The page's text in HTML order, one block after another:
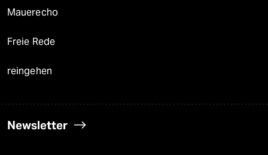
Mauerecho
Freie Rede
reingehen
Newsletter